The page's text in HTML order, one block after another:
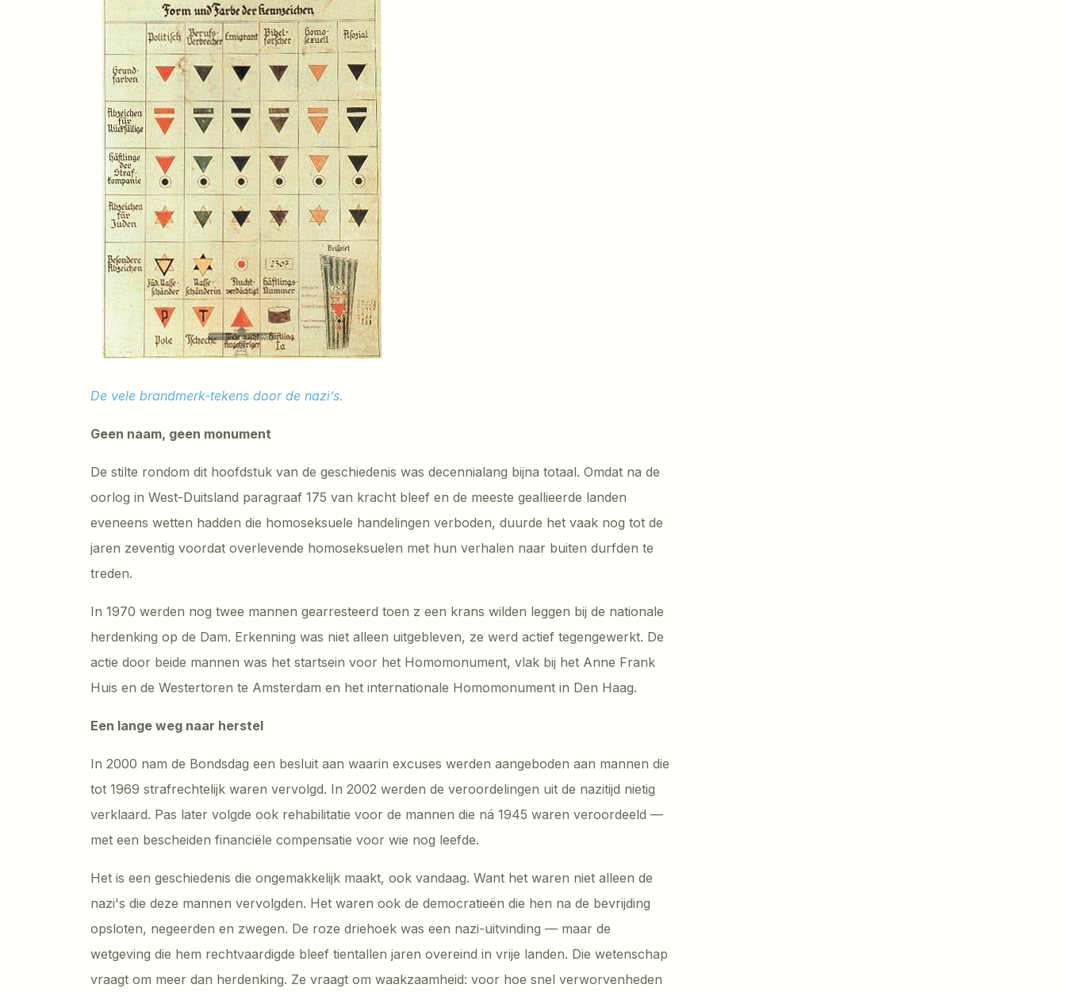
De vele brandmerk-tekens door de nazi’s.
Geen naam, geen monument
De stilte rondom dit hoofdstuk van de geschiedenis was decennialang bijna totaal. Omdat na de
oorlog in West-Duitsland paragraaf 175 van kracht bleef en de meeste geallieerde landen
eveneens wetten hadden die homoseksuele handelingen verboden, duurde het vaak nog tot de
jaren zeventig voordat overlevende homoseksuelen met hun verhalen naar buiten durfden te
treden.
In 1970 werden nog twee mannen gearresteerd toen z een krans wilden leggen bij de nationale
herdenking op de Dam. Erkenning was niet alleen uitgebleven, ze werd actief tegengewerkt. De
actie door beide mannen was het startsein voor het Homomonument, vlak bij het Anne Frank
Huis en de Westertoren te Amsterdam en het internationale Homomonument in Den Haag.
Een lange weg naar herstel
In 2000 nam de Bondsdag een besluit aan waarin excuses werden aangeboden aan mannen die
tot 1969 strafrechtelijk waren vervolgd. In 2002 werden de veroordelingen uit de nazitijd nietig
verklaard. Pas later volgde ook rehabilitatie voor de mannen die ná 1945 waren veroordeeld —
met een bescheiden financiële compensatie voor wie nog leefde.
Het is een geschiedenis die ongemakkelijk maakt, ook vandaag. Want het waren niet alleen de
nazi's die deze mannen vervolgden. Het waren ook de democratieën die hen na de bevrijding
opsloten, negeerden en zwegen. De roze driehoek was een nazi-uitvinding — maar de
wetgeving die hem rechtvaardigde bleef tientallen jaren overeind in vrije landen. Die wetenschap
vraagt om meer dan herdenking. Ze vraagt om waakzaamheid: voor hoe snel verworvenheden